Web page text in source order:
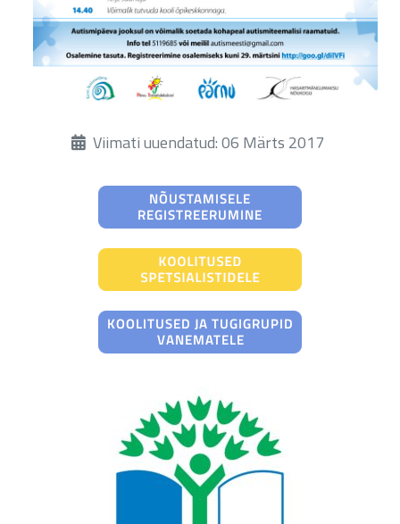
ÜksikasjadViimati uuendatud: 06 Märts 2017